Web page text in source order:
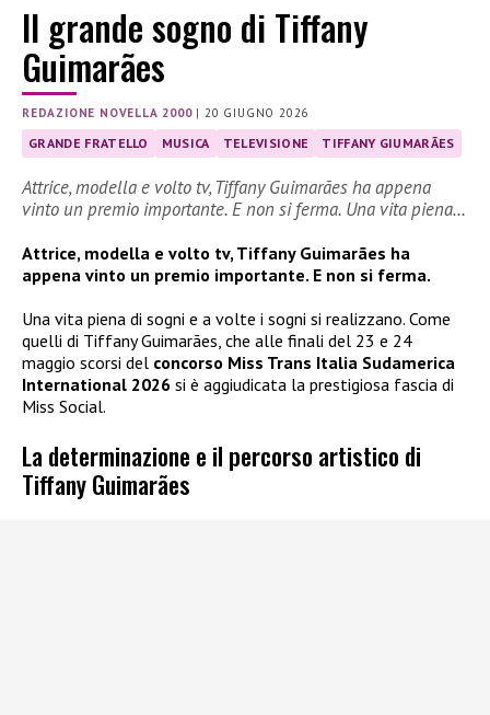
Il grande sogno di Tiffany
Guimarães
REDAZIONE NOVELLA 2000|20 GIUGNO 2026
GRANDE FRATELLO MUSICA TELEVISIONE TIFFANY GIUMARÃES
Attrice, modella e volto tv, Tiffany Guimarães ha appena
vinto un premio importante. E non si ferma. Una vita piena…
Attrice, modella e volto tv, Tiffany Guimarães ha
appena vinto un premio importante. E non si ferma.
Una vita piena di sogni e a volte i sogni si realizzano. Come
quelli di Tiffany Guimarães, che alle finali del 23 e 24
maggio scorsi del concorso Miss Trans Italia Sudamerica
International 2026 si è aggiudicata la prestigiosa fascia di
Miss Social.
La determinazione e il percorso artistico di
Tiffany Guimarães